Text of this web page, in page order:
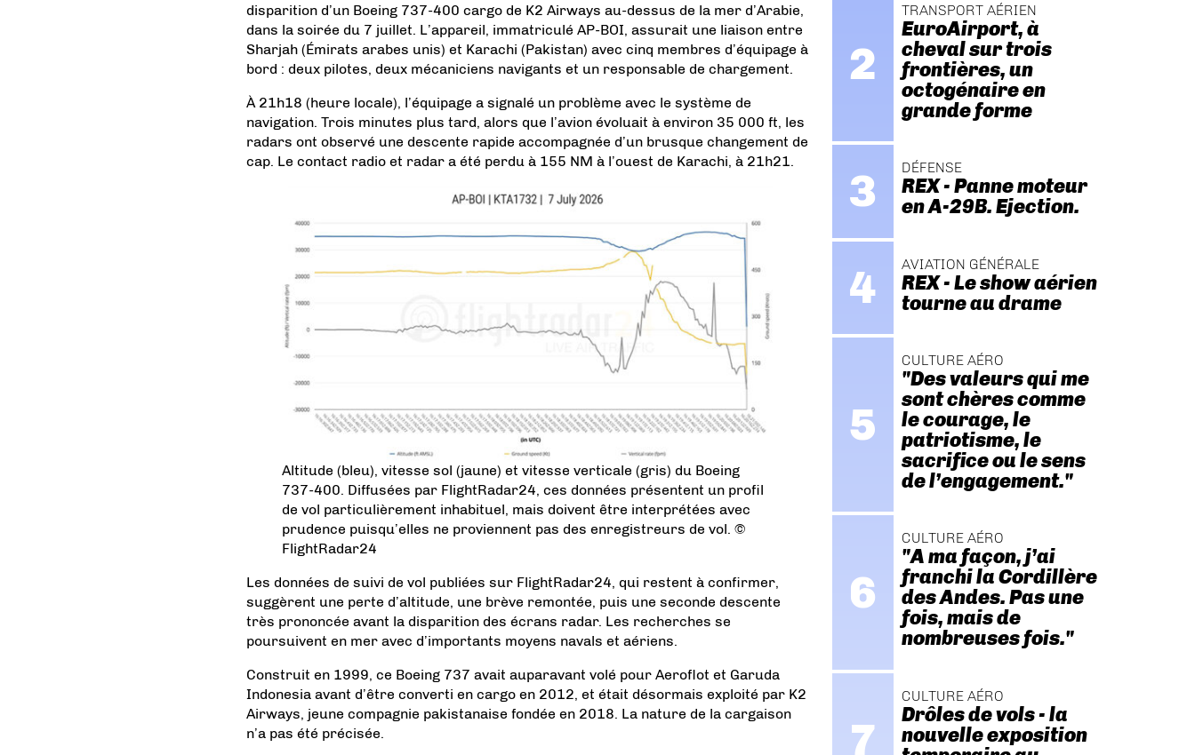
disparition d’un Boeing 737-400 cargo de K2 Airways au-dessus de la mer d’Arabie,
dans la soirée du 7 juillet. L’appareil, immatriculé AP-BOI, assurait une liaison entre
Sharjah (Émirats arabes unis) et Karachi (Pakistan) avec cinq membres d’équipage à
bord : deux pilotes, deux mécaniciens navigants et un responsable de chargement.
À 21h18 (heure locale), l’équipage a signalé un problème avec le système de
navigation. Trois minutes plus tard, alors que l’avion évoluait à environ 35 000 ft, les
radars ont observé une descente rapide accompagnée d’un brusque changement de
cap. Le contact radio et radar a été perdu à 155 NM à l’ouest de Karachi, à 21h21.
Altitude (bleu), vitesse sol (jaune) et vitesse verticale (gris) du Boeing
737-400. Diffusées par FlightRadar24, ces données présentent un profil
de vol particulièrement inhabituel, mais doivent être interprétées avec
prudence puisqu’elles ne proviennent pas des enregistreurs de vol. ©
FlightRadar24
Les données de suivi de vol publiées sur FlightRadar24, qui restent à confirmer,
suggèrent une perte d’altitude, une brève remontée, puis une seconde descente
très prononcée avant la disparition des écrans radar. Les recherches se
poursuivent en mer avec d’importants moyens navals et aériens.
Construit en 1999, ce Boeing 737 avait auparavant volé pour Aeroflot et Garuda
Indonesia avant d’être converti en cargo en 2012, et était désormais exploité par K2
Airways, jeune compagnie pakistanaise fondée en 2018. La nature de la cargaison
n’a pas été précisée.
TRANSPORT AÉRIEN
EuroAirport, à
cheval sur trois
frontières, un
octogénaire en
grande forme
DÉFENSE
REX - Panne moteur
en A-29B. Ejection.
AVIATION GÉNÉRALE
REX - Le show aérien
tourne au drame
CULTURE AÉRO
"Des valeurs qui me
sont chères comme
le courage, le
patriotisme, le
sacrifice ou le sens
de l’engagement."
CULTURE AÉRO
"A ma façon, j’ai
franchi la Cordillère
des Andes. Pas une
fois, mais de
nombreuses fois."
CULTURE AÉRO
Drôles de vols - la
nouvelle exposition